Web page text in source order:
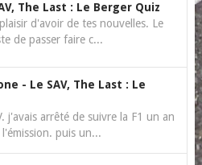
The Last : Le Berger Quiz
d'avoir de tes nouvelles. Le
de passer faire c...
- Le SAV, The Last : Le
j'avais arrêté de suivre la F1 un an
puis un...